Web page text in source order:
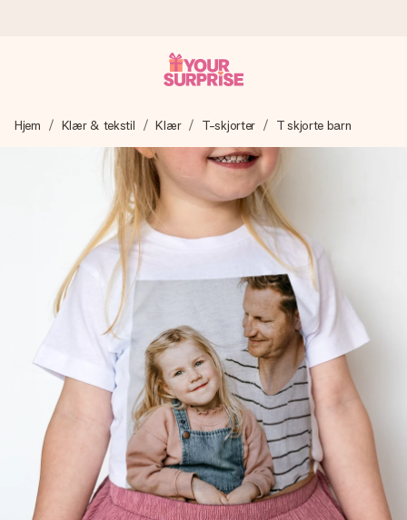
Vi lager dine gaver med omtanke og sender den avgårde så
raskt som mulig - slik at du kan gi gaven i tide, når den betyr
4,5 (basert på +15 000 anmeldelser)
Gavene våre inspirerer. Kundene gir oss 4,5 på Google
Reviews.
Gratis kort med hilsen
Lag noe unikt med bare noen få steg - med hennes navn,
et bilde av dere eller en beskjed som virkelig berører
hjertet. Ikke noe tull, bare masse kjærlighet i øyeblikket.
Hjem Klær & tekstil Klær T-skjorter T skjorte barn